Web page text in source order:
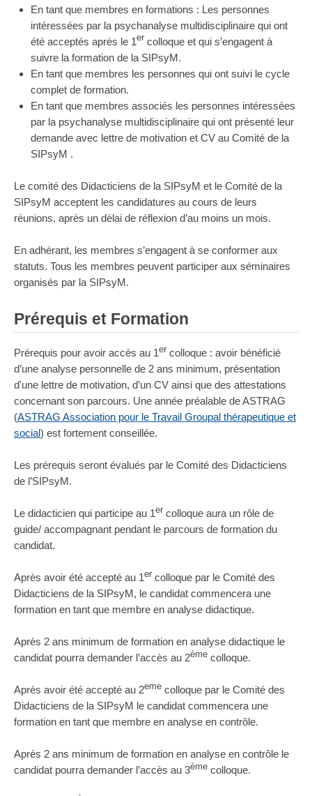
En tant que membres en formations : Les personnes
intéressées par la psychanalyse multidisciplinaire qui ont
été acceptés après le 1er colloque et qui s’engagent à
suivre la formation de la SIPsyM.
En tant que membres les personnes qui ont suivi le cycle
complet de formation.
En tant que membres associés les personnes intéressées
par la psychanalyse multidisciplinaire qui ont présenté leur
demande avec lettre de motivation et CV au Comité de la
SIPsyM .
Le comité des Didacticiens de la SIPsyM et le Comité de la
SIPsyM acceptent les candidatures au cours de leurs
réunions, après un délai de réflexion d’au moins un mois.
En adhérant, les membres s’engagent à se conformer aux
statuts. Tous les membres peuvent participer aux séminaires
organisés par la SIPsyM.
Prérequis et Formation
Prérequis pour avoir accès au 1er colloque : avoir bénéficié
d’une analyse personnelle de 2 ans minimum, présentation
d'une lettre de motivation, d’un CV ainsi que des attestations
concernant son parcours. Une année préalable de ASTRAG
(ASTRAG Association pour le Travail Groupal thérapeutique et
social) est fortement conseillée.
Les prérequis seront évalués par le Comité des Didacticiens
de l’SIPsyM.
Le didacticien qui participe au 1er colloque aura un rôle de
guide/ accompagnant pendant le parcours de formation du
candidat.
Après avoir été accepté au 1er colloque par le Comité des
Didacticiens de la SIPsyM, le candidat commencera une
formation en tant que membre en analyse didactique.
Après 2 ans minimum de formation en analyse didactique le
candidat pourra demander l’accès au 2ème colloque.
Après avoir été accepté au 2eme colloque par le Comité des
Didacticiens de la SIPsyM le candidat commencera une
formation en tant que membre en analyse en contrôle.
Après 2 ans minimum de formation en analyse en contrôle le
candidat pourra demander l’accès au 3ème colloque.